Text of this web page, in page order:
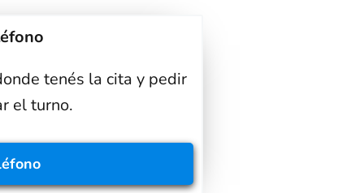
tenés la cita y pedir
el turno.